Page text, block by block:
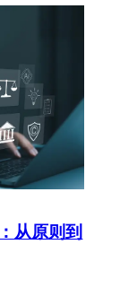
从原则到